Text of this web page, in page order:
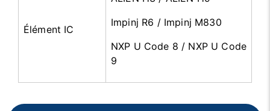
Élément IC
Impinj R6 / Impinj M830
NXP U Code 8 / NXP U Code
9